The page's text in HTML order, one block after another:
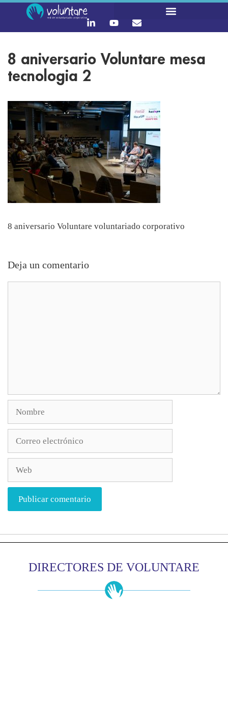
8 aniversario Voluntare mesa
tecnologia 2
8 aniversario Voluntare voluntariado corporativo
Deja un comentario
DIRECTORES DE VOLUNTARE